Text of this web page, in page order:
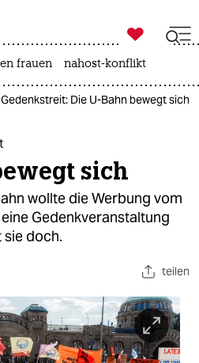
ich
ich

taz zahl ich
frauen nahost-konflikt
Die U-Bahn bewegt sich
sich
wollte die Werbung vom
Gedenkveranstaltung
sie doch.
teilen